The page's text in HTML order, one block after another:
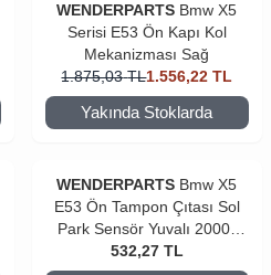
WENDERPARTS Bmw X5
Serisi E53 Ön Kapı Kol
Mekanizması Sağ
1.875,03 TL1.556,22 TL
Yakında Stoklarda
WENDERPARTS Bmw X5
E53 Ön Tampon Çıtası Sol
Park Sensör Yuvalı 2000-
2003
532,27 TL